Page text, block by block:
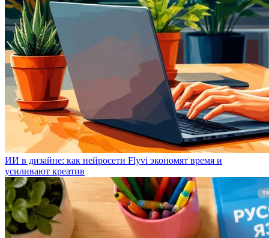
ИИ в дизайне: как нейросети Flyvi экономят время и
усиливают креатив